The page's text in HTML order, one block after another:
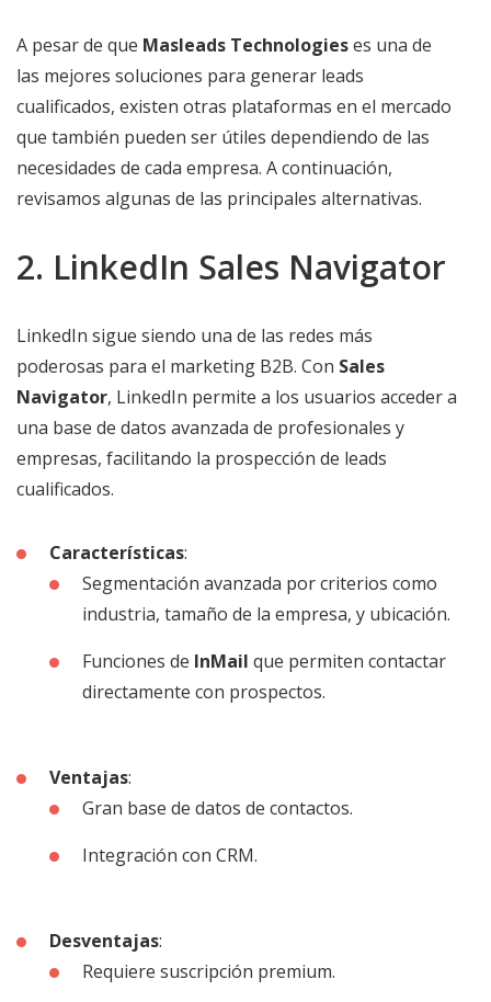
A pesar de que Masleads Technologieses una de
las mejores soluciones para generar leads
cualificados, existen otras plataformas en el mercado
que también pueden ser útiles dependiendo de las
necesidades de cada empresa. A continuación,
revisamos algunas de las principales alternativas.
2. LinkedIn Sales Navigator
LinkedIn sigue siendo una de las redes más
poderosas para el marketing B2B. Con Sales
Navigator, LinkedIn permite a los usuarios acceder a
una base de datos avanzada de profesionales y
empresas, facilitando la prospección de leads
cualificados.
Características:
Segmentación avanzada por criterios como
industria, tamaño de la empresa, y ubicación.
Funciones de InMail que permiten contactar
directamente con prospectos.
Ventajas:
Gran base de datos de contactos.
Integración con CRM.
Desventajas:
Requiere suscripción premium.